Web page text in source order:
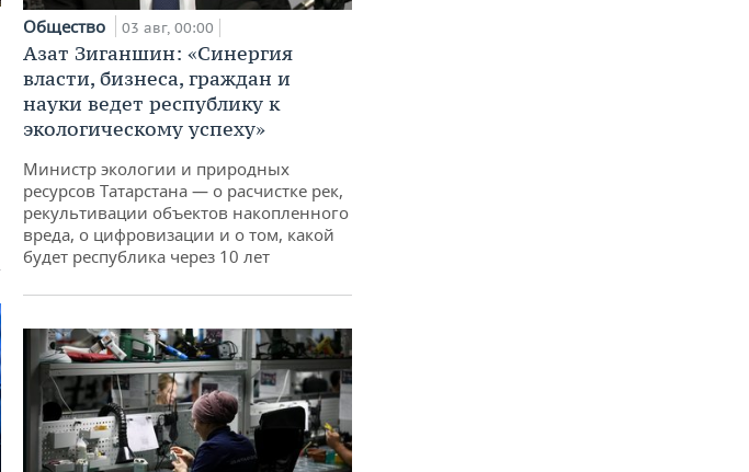
Общество 03 авг, 00:00
Азат Зиганшин: «Синергия
власти, бизнеса, граждан и
науки ведет республику к
экологическому успеху»
Министр экологии и природных
ресурсов Татарстана — о расчистке рек,
рекультивации объектов накопленного
вреда, о цифровизации и о том, какой
будет республика через 10 лет